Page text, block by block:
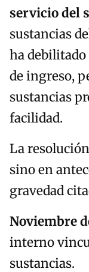
servicio del
sustancias
ha
de ingreso,
sustancias
facilidad.
La
sino en
gravedad
Noviembre
interno
sustancias.